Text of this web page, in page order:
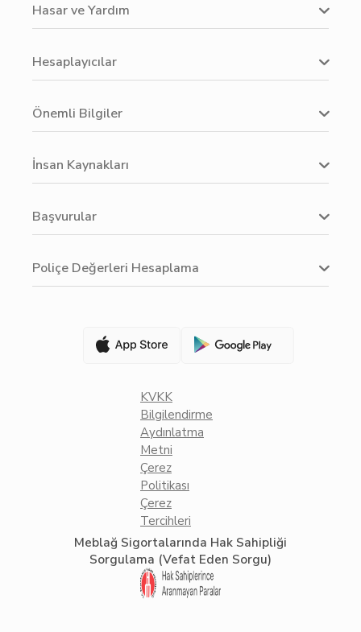
Hasar ve Yardım
Hesaplayıcılar
Önemli Bilgiler
İnsan Kaynakları
Başvurular
Poliçe Değerleri Hesaplama
KVKK
Bilgilendirme
Aydınlatma
Metni
Çerez
Politikası
Çerez
Tercihleri
Meblağ Sigortalarında Hak Sahipliği
Sorgulama (Vefat Eden Sorgu)